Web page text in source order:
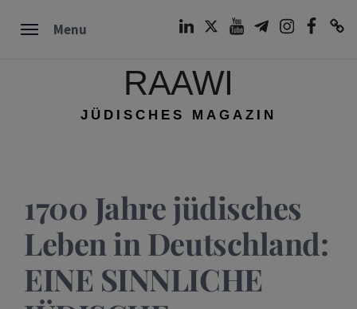
Menu
RAAWI
JÜDISCHES MAGAZIN
1700 Jahre jüdisches
Leben in Deutschland:
EINE SINNLICHE